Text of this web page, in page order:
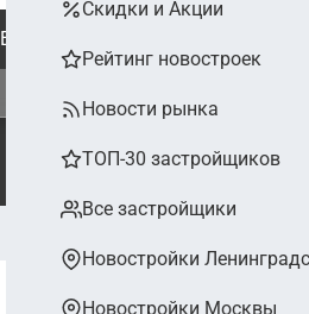
Скидки и Акции
Рейтинг новостроек
Новости рынка
ТОП-30 застройщиков
Все застройщики
Новостройки
Новостройки Москвы
Ещё фильтры